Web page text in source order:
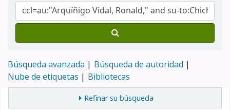
Búsqueda avanzada
Búsqueda de autoridad
Nube de etiquetas
Bibliotecas
Refinar su búsqueda